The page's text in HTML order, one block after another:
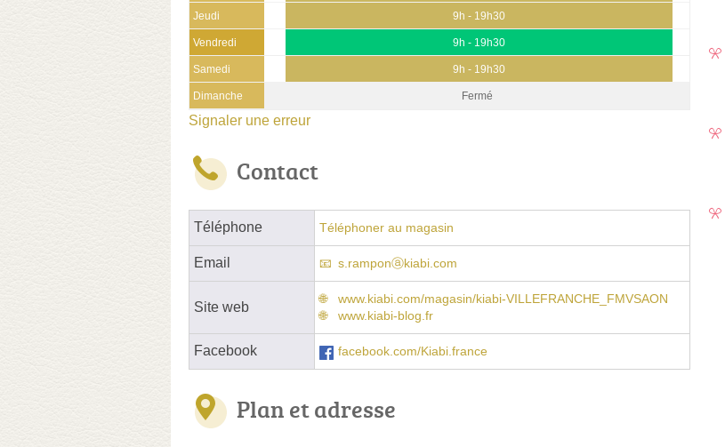
Jeudi 9h - 19h30
Vendredi 9h - 19h30
Samedi 9h - 19h30
Dimanche Fermé
Signaler une erreur
Contact
Téléphone Téléphoner au magasin
Email s.ramponⓐkiabi.com
Site web
www.kiabi.com/magasin/kiabi-VILLEFRANCHE_FMVSAON
www.kiabi-blog.fr
Facebook facebook.com/Kiabi.france
Plan et adresse